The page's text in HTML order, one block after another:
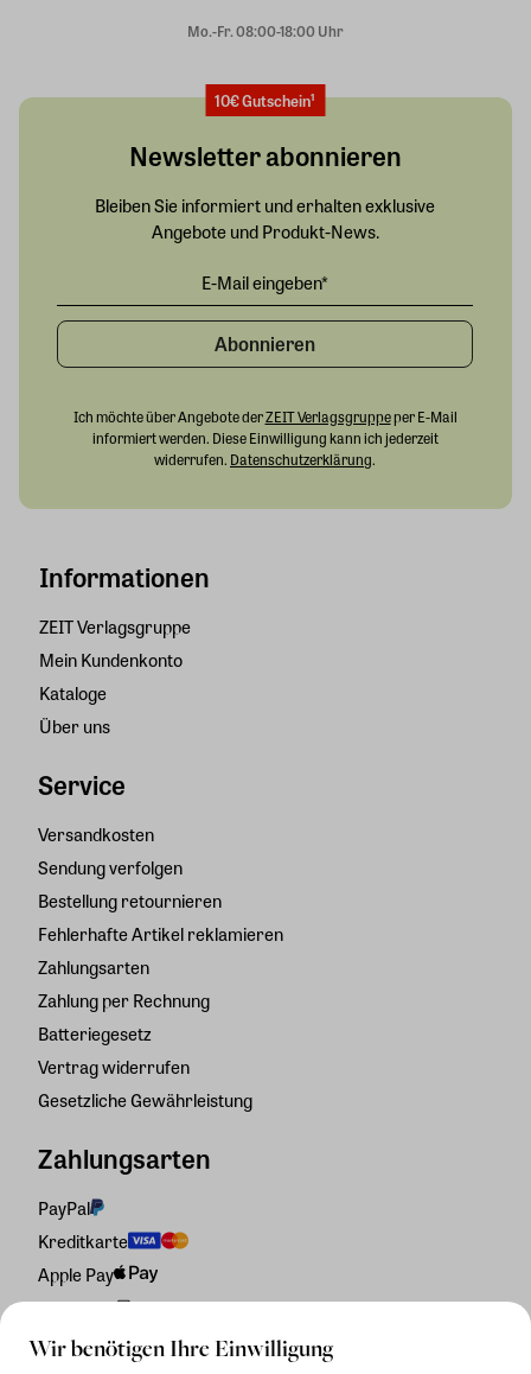
Wir benötigen Ihre Einwilligung
Mo.-Fr. 08:00-18:00 Uhr
Informationen
ZEIT Verlagsgruppe
Mein Kundenkonto
Kataloge
Über uns
Service
Versandkosten
Sendung verfolgen
Bestellung retournieren
Fehlerhafte Artikel reklamieren
Zahlungsarten
Zahlung per Rechnung
Batteriegesetz
Vertrag widerrufen
Gesetzliche Gewährleistung
Zahlungsarten
PayPal
Kreditkarte
Apple Pay
Rechnung
10€ Gutschein¹
Newsletter abonnieren
Bleiben Sie informiert und erhalten exklusive
Angebote und Produkt-News.
Abonnieren
Ich möchte über Angebote derZEIT Verlagsgruppeper E-Mail
informiert werden. Diese Einwilligung kann ich jederzeit
widerrufen. Datenschutzerklärung.